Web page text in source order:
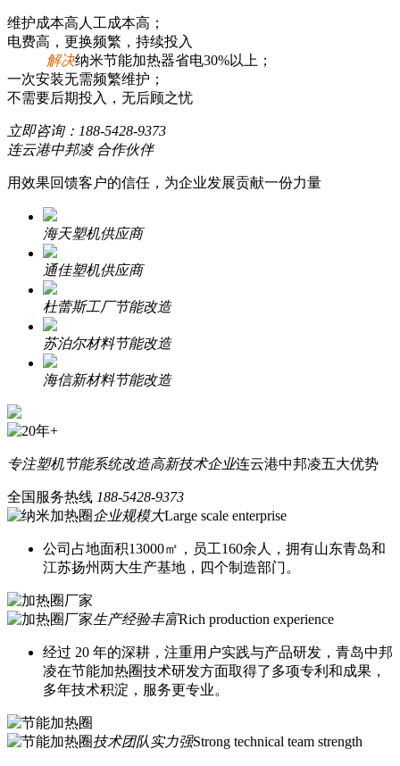
维护成本高人工成本高；
电费高，更换频繁，持续投入
解决纳米节能加热器省电30%以上；
一次安装无需频繁维护；
不需要后期投入，无后顾之忧
立即咨询： 188-5428-9373
连云港中邦凌 合作伙伴
用效果回馈客户的信任，为企业发展贡献一份力量
海天塑机供应商
通佳塑机供应商
杜蕾斯工厂节能改造
苏泊尔材料节能改造
海信新材料节能改造
专注塑机节能系统改造高新技术企业连云港中邦凌五大优势
全国服务热线 188-5428-9373
企业规模大Large scale enterprise
公司占地面积13000㎡，员工160余人，拥有山东青岛和
江苏扬州两大生产基地，四个制造部门。
生产经验丰富Rich production experience
经过 20 年的深耕，注重用户实践与产品研发，青岛中邦
凌在节能加热圈技术研发方面取得了多项专利和成果，
多年技术积淀，服务更专业。
技术团队实力强Strong technical team strength